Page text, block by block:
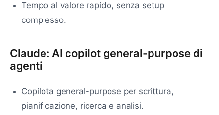
Tempo al valore rapido, senza setup
complesso.
Claude: AI copilot general-purpose di
agenti
Copilota general-purpose per scrittura,
pianificazione, ricerca e analisi.